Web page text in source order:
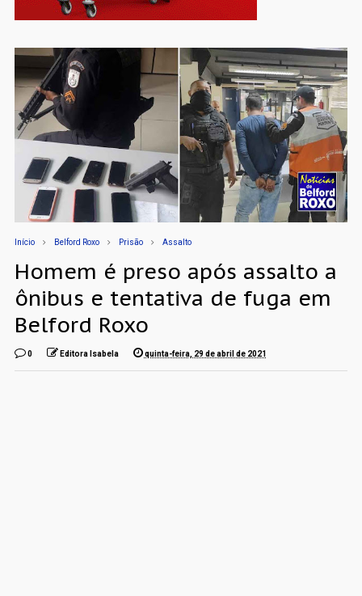
Início Belford Roxo Prisão Assalto
Homem é preso após assalto a
ônibus e tentativa de fuga em
Belford Roxo
0 Editora Isabela quinta-feira, 29 de abril de 2021